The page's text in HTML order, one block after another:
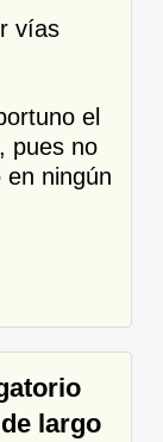
vías
el
pues no
en ningún
largo